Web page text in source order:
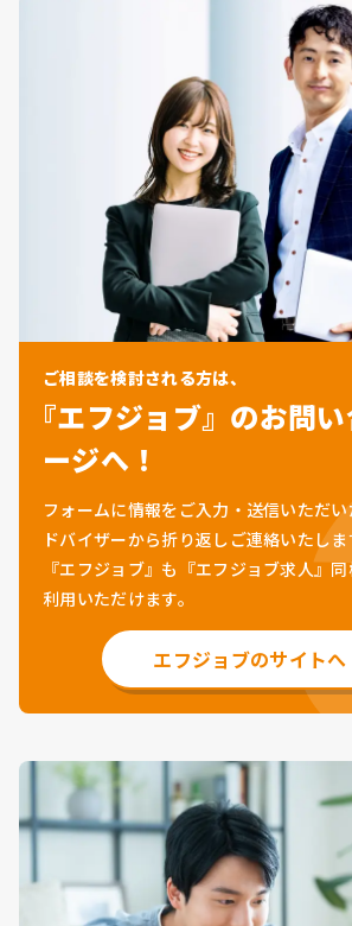
ご相談を検討される方は、
『エフジョブ』のお問
ージへ！
フォームに情報をご入力・送信いただ
ドバイザーから折り返しご連絡いたしま
『エフジョブ』も『エフジョブ求人』
利用いただけます。
エフジョブのサイトへ